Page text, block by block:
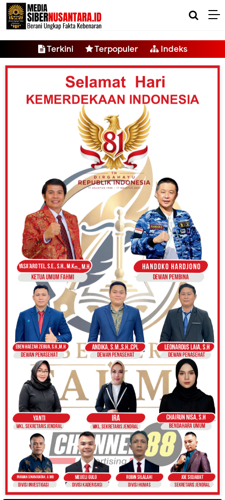
-->
Terkini Terpopuler Indeks